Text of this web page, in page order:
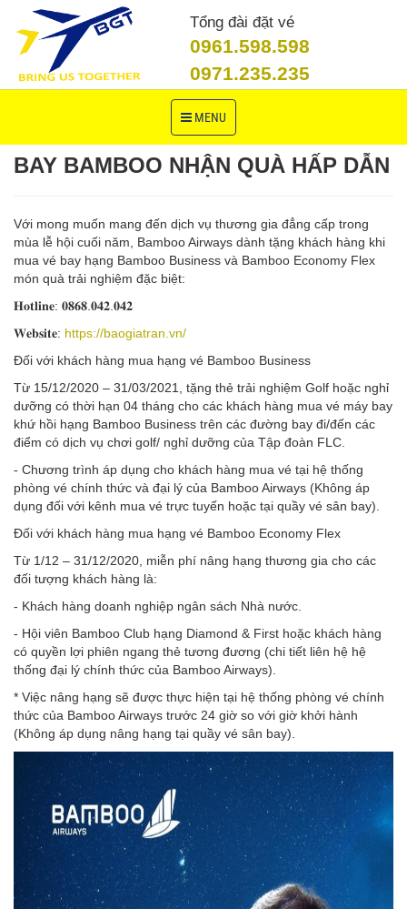
Tổng đài đặt vé
0961.598.598
0971.235.235
Toggle
navigation
MENU
BAY BAMBOO NHẬN QUÀ HẤP DẪN
Với mong muốn mang đến dịch vụ thương gia đẳng cấp trong
mùa lễ hội cuối năm, Bamboo Airways dành tặng khách hàng khi
mua vé bay hạng Bamboo Business và Bamboo Economy Flex
món quà trải nghiệm đặc biệt:
𝐇𝐨𝐭𝐥𝐢𝐧𝐞: 𝟎𝟖𝟔𝟖.𝟎𝟒𝟐.𝟎𝟒𝟐
𝐖𝐞𝐛𝐬𝐢𝐭𝐞: https://baogiatran.vn/
Đối với khách hàng mua hạng vé Bamboo Business
Từ 15/12/2020 – 31/03/2021, tặng thẻ trải nghiệm Golf hoặc nghỉ
dưỡng có thời hạn 04 tháng cho các khách hàng mua vé máy bay
khứ hồi hạng Bamboo Business trên các đường bay đi/đến các
điểm có dịch vụ chơi golf/ nghỉ dưỡng của Tập đoàn FLC.
- Chương trình áp dụng cho khách hàng mua vé tại hệ thống
phòng vé chính thức và đại lý của Bamboo Airways (Không áp
dụng đối với kênh mua vé trực tuyến hoặc tại quầy vé sân bay).
Đối với khách hàng mua hạng vé Bamboo Economy Flex
Từ 1/12 – 31/12/2020, miễn phí nâng hạng thương gia cho các
đối tượng khách hàng là:
- Khách hàng doanh nghiệp ngân sách Nhà nước.
- Hội viên Bamboo Club hạng Diamond & First hoặc khách hàng
có quyền lợi phiên ngang thẻ tương đương (chi tiết liên hệ hệ
thống đại lý chính thức của Bamboo Airways).
* Việc nâng hạng sẽ được thực hiện tại hệ thống phòng vé chính
thức của Bamboo Airways trước 24 giờ so với giờ khởi hành
(Không áp dụng nâng hạng tại quầy vé sân bay).